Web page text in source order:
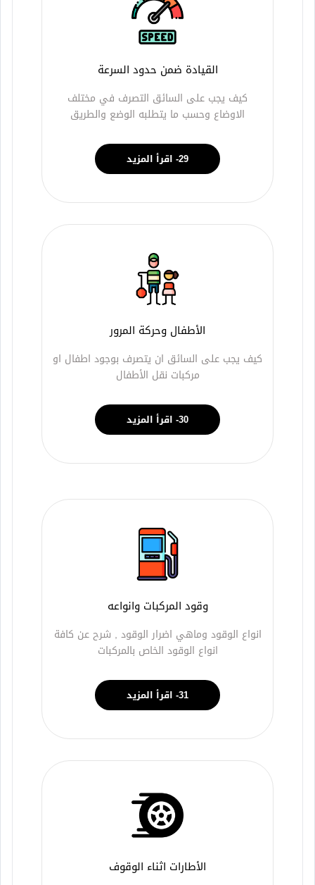
القيادة ضمن حدود السرعة
كيف يجب على السائق التصرف في مختلف
الاوضاع وحسب ما يتطلبه الوضع والطريق
29- اقرأ المزيد
الأطفال وحركة المرور
كيف يجب على السائق ان يتصرف بوجود اطفال او
مركبات نقل الأطفال
30- اقرأ المزيد
وقود المركبات وانواعه
انواع الوقود وماهي اضرار الوقود , شرح عن كافة
انواع الوقود الخاص بالمركبات
31- اقرأ المزيد
الأطارات اثناء الوقوف